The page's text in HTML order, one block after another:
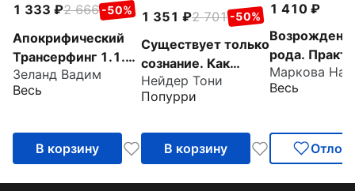
1 333 2 666 -50%
Апокрифический
Трансерфинг 1.1.
Новое издание
Зеланд Вадим
Весь
В корзину
1 351 2 701 -50%
Существует только
сознание. Как
осознанность
преобразит вашу
Нейдер Тони
Попурри
В корзину
1 410
рода.
системных
расстановок
Весь